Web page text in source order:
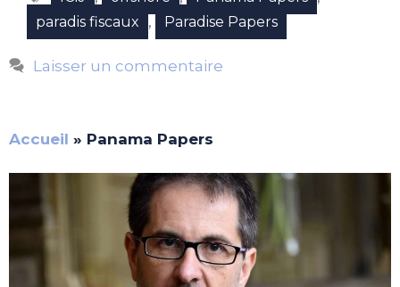
paradis fiscaux , Paradise Papers
Laisser un commentaire
Accueil » Panama Papers